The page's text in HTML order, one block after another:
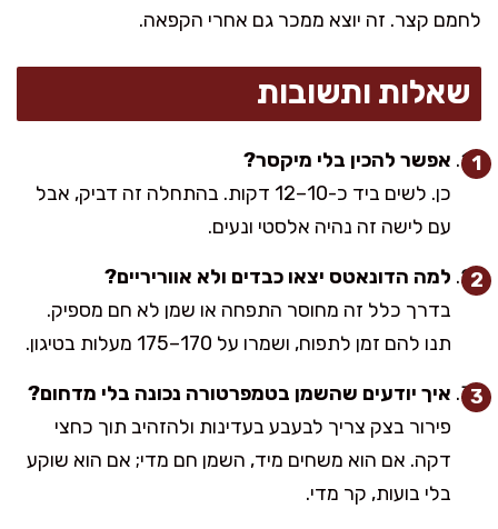
לחמם קצר. זה יוצא ממכר גם אחרי הקפאה.
שאלות ותשובות
אפשר להכין בלי מיקסר?
כן. לשים ביד כ-10–12 דקות. בהתחלה זה דביק, אבל
עם לישה זה נהיה אלסטי ונעים.
למה הדונאטס יצאו כבדים ולא אווריריים?
בדרך כלל זה מחוסר התפחה או שמן לא חם מספיק.
תנו להם זמן לתפוח, ושמרו על 170–175 מעלות בטיגון.
איך יודעים שהשמן בטמפרטורה נכונה בלי מדחום?
פירור בצק צריך לבעבע בעדינות ולהזהיב תוך כחצי
דקה. אם הוא משחים מיד, השמן חם מדי; אם הוא שוקע
בלי בועות, קר מדי.